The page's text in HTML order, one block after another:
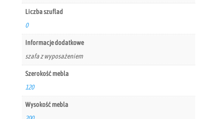
Liczba szuflad
0
Informacje dodatkowe
szafa z wyposażeniem
Szerokość mebla
120
Wysokość mebla